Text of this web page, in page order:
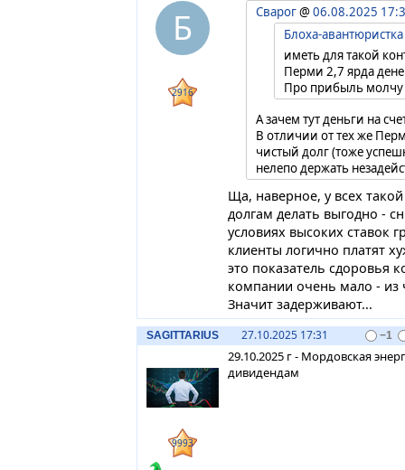
Б
2916
Сварог@ 06.08.2025
Блоха-авантюристка
иметь для такой
Перми 2,7 ярда
Про прибыль молчу
А зачем тут деньги на
В отличии от тех же
чистый долг (тоже
нелепо держать
кредиты не погашены.
столь велики.
Гораздо тревожнее тут
по сомнительным
Собственно, который
Отчего стало
роспуск на текущую
Ща, наверное, у всех
долгам делать выгодно -
условиях высоких ставок
клиенты логично платят
это показатель сдоровья
компании очень мало - из
Значит задерживают...
SAGITTARIUS 27.10.2025 17:31 −1
9993
29.10.2025 г - Мордовская
дивидендам